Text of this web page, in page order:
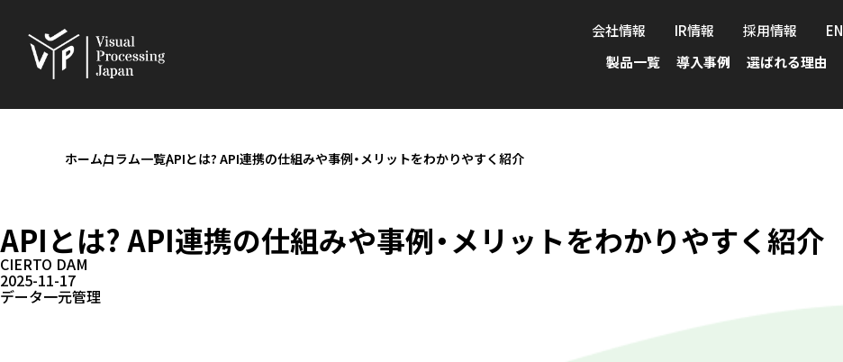
会社情報 IR情報 採用情報 EN
製品一覧 導入事例 選ばれる理由
ホームコラム一覧APIとは? API連携の仕組みや事例・メリットをわかりやすく紹介
APIとは? API連携の仕組みや事例・メリットをわかりやすく紹介
CIERTO DAM
2025-11-17
データ一元管理